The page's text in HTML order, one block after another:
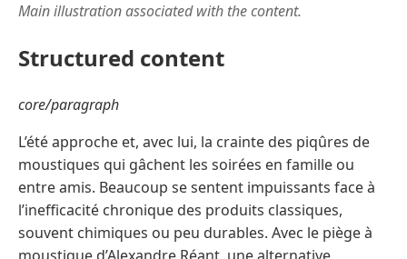
Main illustration associated with the content.
Structured content
core/paragraph
L’été approche et, avec lui, la crainte des piqûres de
moustiques qui gâchent les soirées en famille ou
entre amis. Beaucoup se sentent impuissants face à
l’inefficacité chronique des produits classiques,
souvent chimiques ou peu durables. Avec le piège à